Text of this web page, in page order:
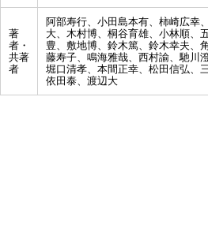
著
者・
共著
者
阿部寿行、小田島本有、柿崎広幸
大、木村博、桐谷育雄、小林順、
豊、敷地博、鈴木篤、鈴木幸夫、
藤寿子、鳴海雅哉、西村諭、馳川
堀口清孝、本間正幸、松田信弘、
依田泰、渡辺大